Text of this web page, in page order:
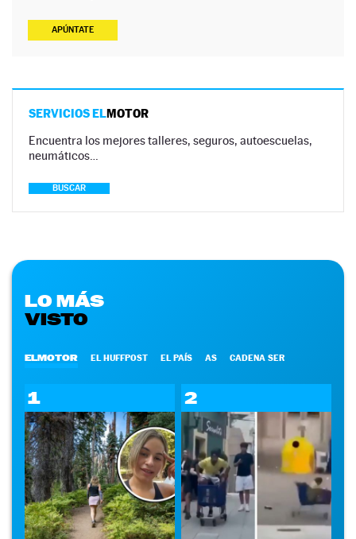
APÚNTATE
SERVICIOS ELMOTOR
Encuentra los mejores talleres, seguros, autoescuelas,
neumáticos…
BUSCAR
LO MÁS
VISTO
ELMOTOR EL HUFFPOST EL PAÍS AS CADENA SER
1 2